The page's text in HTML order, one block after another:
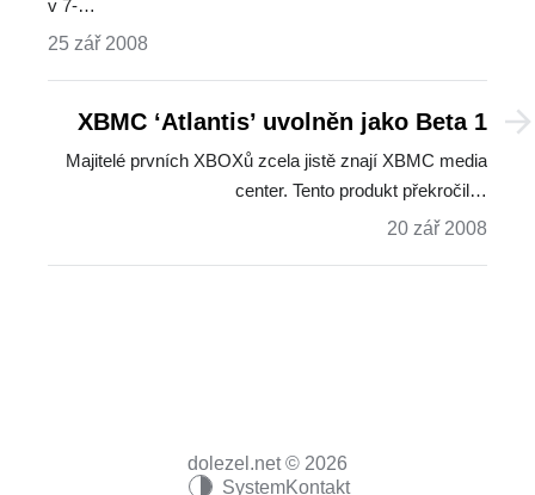
v 7-…
25 zář 2008
XBMC ‘Atlantis’ uvolněn jako Beta 1
Majitelé prvních XBOXů zcela jistě znají XBMC media
center. Tento produkt překročil…
20 zář 2008
dolezel.net © 2026
SystemKontakt